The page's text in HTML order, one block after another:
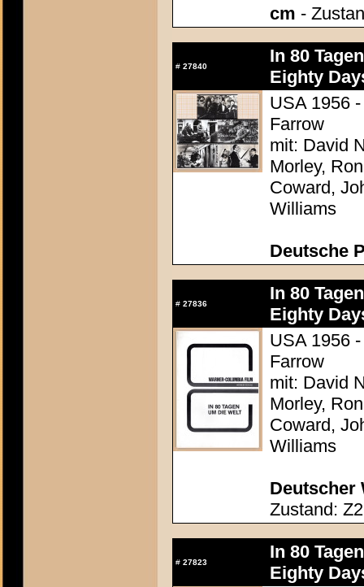
cm -
# 27840
In 80
Eighty
USA 1956
Farrow
mit: David
Morley,
Coward,
Williams
Deutsche
# 27836
In 80
Eighty
USA 1956
Farrow
mit: David
Morley,
Coward,
Williams
Deutscher
Zustand: Z2
# 27823
In 80
Eighty